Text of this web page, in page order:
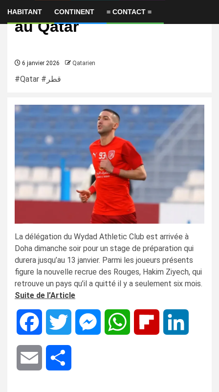
HABITANT CONTINENT = CONTACT =
Hakim Ziyech de retour
au Qatar
6 janvier 2026 Qatarien
#Qatar #قطر
La délégation du Wydad Athletic Club est arrivée à
Doha dimanche soir pour un stage de préparation qui
durera jusqu’au 13 janvier. Parmi les joueurs présents
figure la nouvelle recrue des Rouges, Hakim Ziyech, qui
retrouve un pays qu’il a quitté il y a seulement six mois.
Suite de l’Article
Facebook Twitter MessengerWhatsApp Flipboard
Email